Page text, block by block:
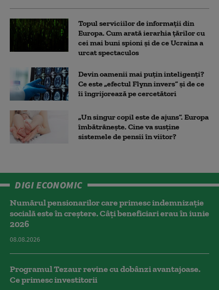
Topul serviciilor de informații din
Europa. Cum arată ierarhia țărilor cu
cei mai buni spioni și de ce Ucraina a
urcat spectaculos
Devin oamenii mai puțin inteligenți?
Ce este „efectul Flynn invers” și de ce
îi îngrijorează pe cercetători
„Un singur copil este de ajuns”. Europa
îmbătrânește. Cine va susține
sistemele de pensii în viitor?
DIGI ECONOMIC
Numărul pensionarilor care primesc indemnizaţie
socială este în creștere. Câți beneficiari erau în iunie
2026
08.08.2026
Programul Tezaur revine cu dobânzi avantajoase.
Ce primesc investitorii